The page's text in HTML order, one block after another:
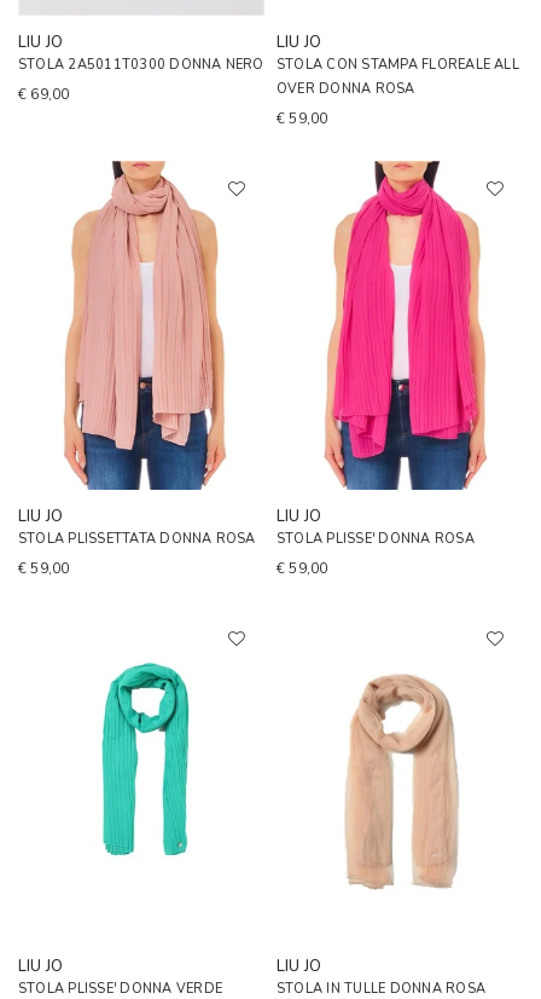
LIU JO
STOLA 2A5011T0300 DONNA NERO
€ 69,00
LIU JO
STOLA CON STAMPA FLOREALE ALL
OVER DONNA ROSA
€ 59,00
LIU JO
STOLA PLISSETTATA DONNA ROSA
€ 59,00
LIU JO
STOLA PLISSE' DONNA ROSA
€ 59,00
LIU JO
STOLA PLISSE' DONNA VERDE
LIU JO
STOLA IN TULLE DONNA ROSA